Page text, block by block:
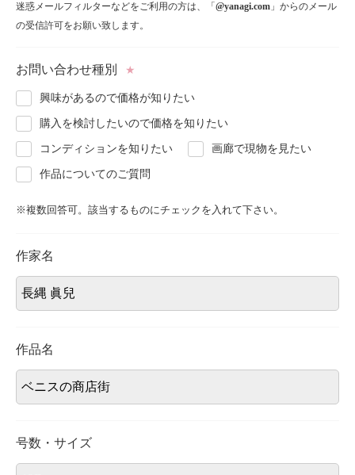
Schedule
About
Blog
Contact
迷惑メールフィルターなどをご利用の方は、「 @yanagi.com 」からのメール
の受信許可をお願い致します。
お問い合わせ種別 ★
興味があるので価格が知りたい
購入を検討したいので価格を知りたい
コンディションを知りたい 画廊で現物を見たい
作品についてのご質問
※複数回答可。該当するものにチェックを入れて下さい。
作家名
作品名
号数・サイズ